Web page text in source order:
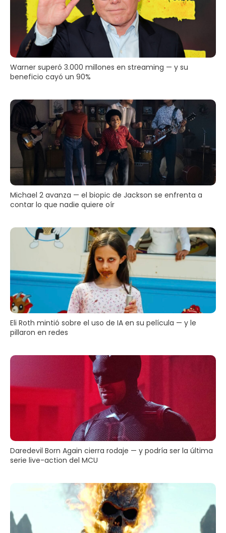
Warner superó 3.000 millones en streaming — y su
beneficio cayó un 90%
Michael 2 avanza — el biopic de Jackson se enfrenta a
contar lo que nadie quiere oír
Eli Roth mintió sobre el uso de IA en su película — y le
pillaron en redes
Daredevil Born Again cierra rodaje — y podría ser la última
serie live-action del MCU